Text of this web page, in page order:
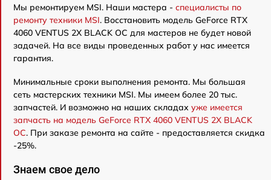
Мы ремонтируем MSI. Наши мастера - специалисты по
ремонту техники MSI. Восстановить модель GeForce RTX
4060 VENTUS 2X BLACK OC для мастеров не будет новой
задачей. На все виды проведенных работ у нас имеется
гарантия.
Минимальные сроки выполнения ремонта. Мы большая
сеть мастерских техники MSI. Мы имеем более 20 тыс.
запчастей. И возможно на наших складах уже имеется
запчасть на модель GeForce RTX 4060 VENTUS 2X BLACK
OC. При заказе ремонта на сайте - предоставляется скидка
-25%.
Знаем свое дело